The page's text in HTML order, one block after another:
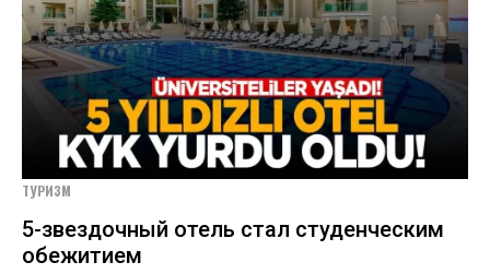
ТУРИЗМ
5-звездочный отель стал студенческим
обежитием